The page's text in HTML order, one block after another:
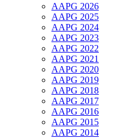
AAPG 2026
AAPG 2025
AAPG 2024
AAPG 2023
AAPG 2022
AAPG 2021
AAPG 2020
AAPG 2019
AAPG 2018
AAPG 2017
AAPG 2016
AAPG 2015
AAPG 2014